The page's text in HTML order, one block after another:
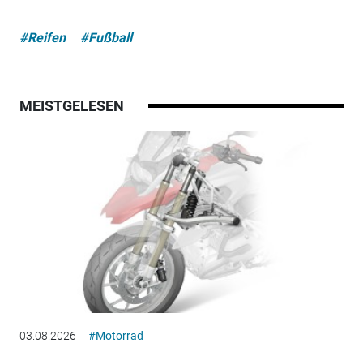
#Reifen #Fußball
MEISTGELESEN
03.08.2026 #Motorrad